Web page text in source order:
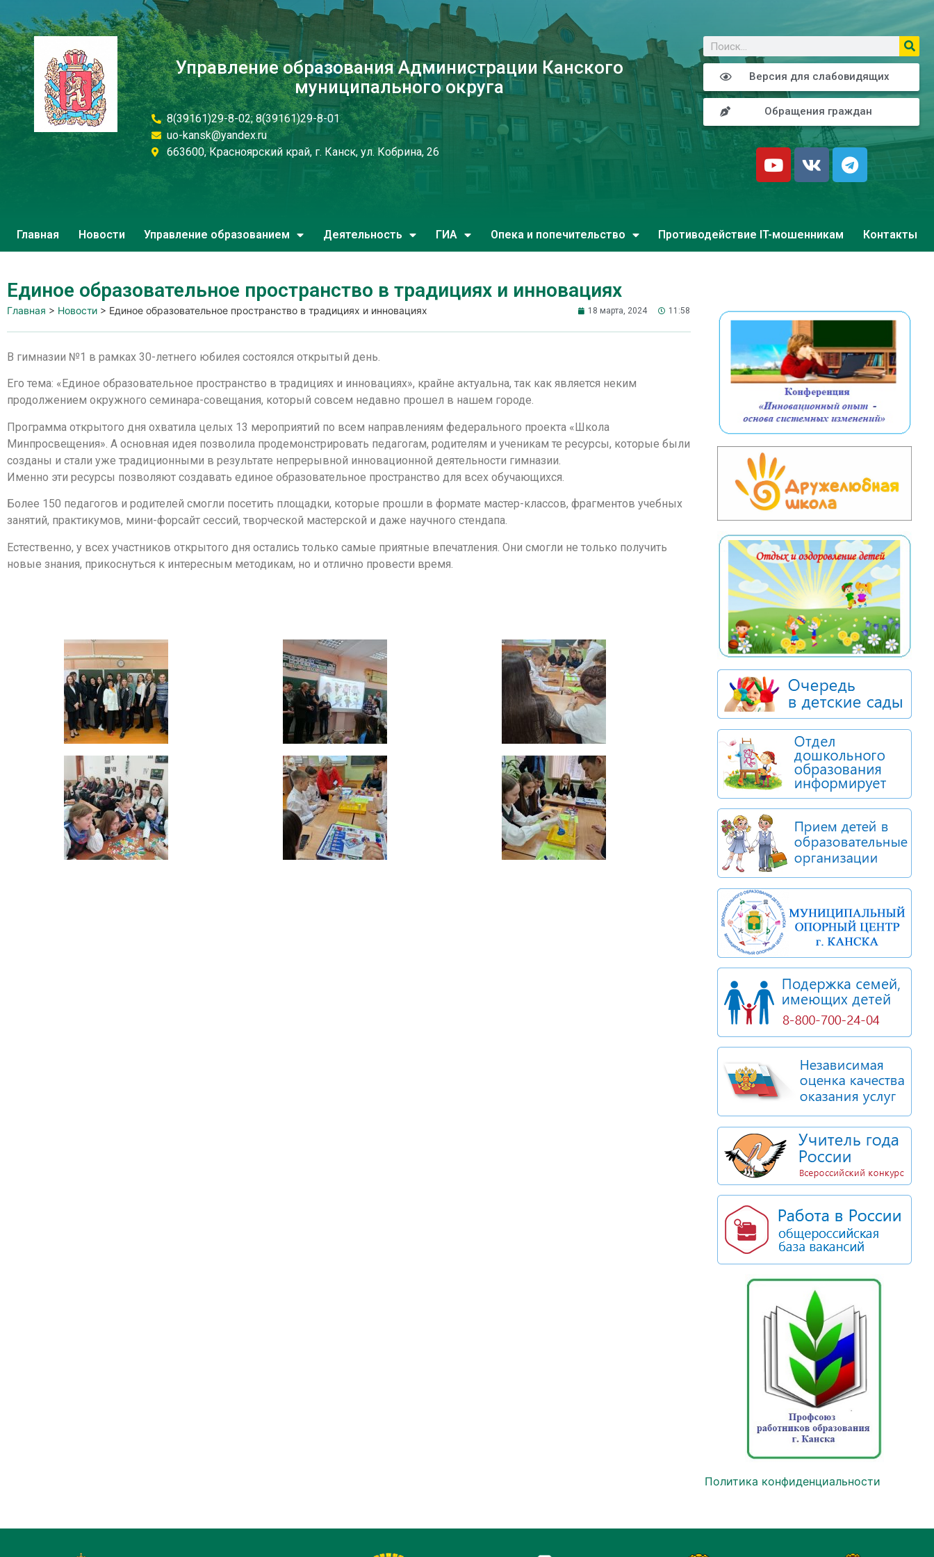
Управление образования Администрации Канского
муниципального округа
8(39161)29-8-02; 8(39161)29-8-01
uo-kansk@yandex.ru
663600, Красноярский край, г. Канск, ул. Кобрина, 26
Версия для слабовидящих
Обращения граждан
Главная Новости Управление образованием Деятельность ГИА Опека и попечительство Противодействие IT-мошенникам Контакты
Единое образовательное пространство в традициях и инновациях
Главная > Новости > Единое образовательное пространство в традициях и инновациях 18 марта, 2024 11:58
В гимназии №1 в рамках 30-летнего юбилея состоялся открытый день.
Его тема: «Единое образовательное пространство в традициях и инновациях», крайне актуальна, так как является неким
продолжением окружного семинара-совещания, который совсем недавно прошел в нашем городе.
Программа открытого дня охватила целых 13 мероприятий по всем направлениям федерального проекта «Школа
Минпросвещения». А основная идея позволила продемонстрировать педагогам, родителям и ученикам те ресурсы, которые были
созданы и стали уже традиционными в результате непрерывной инновационной деятельности гимназии.
Именно эти ресурсы позволяют создавать единое образовательное пространство для всех обучающихся.
Более 150 педагогов и родителей смогли посетить площадки, которые прошли в формате мастер-классов, фрагментов учебных
занятий, практикумов, мини-форсайт сессий, творческой мастерской и даже научного стендапа.
Естественно, у всех участников открытого дня остались только самые приятные впечатления. Они смогли не только получить
новые знания, прикоснуться к интересным методикам, но и отлично провести время.
Политика конфиденциальности